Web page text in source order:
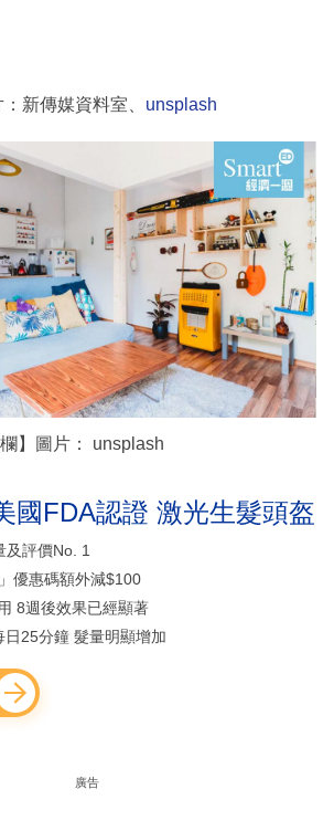
：新傳媒資料室、 unsplash
】圖片： unsplash
國FDA認證 激光生髮頭盔
及評價No. 1
優惠碼額外減$100
8週後效果已經顯著
25分鐘 髮量明顯增加
廣告